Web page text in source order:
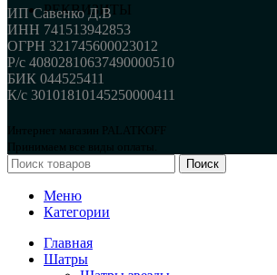
РЕКВИЗИТЫ
ИП Савенко Д.В
ИНН 741513942853
ОГРН 321745600023012
Р/с 40802810637490000510
БИК 044525411
К/с 30101810145250000411
Интернет магазин PALATKOFF
Принимаем все виды оплаты.
Поиск
Меню
Категории
Главная
Шатры